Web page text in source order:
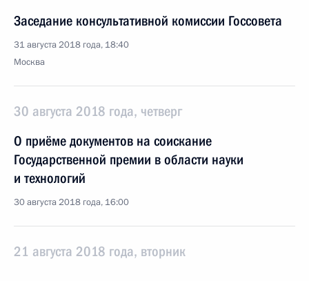
Заседание консультативной комиссии Госсовета
31 августа 2018 года, 18:40
Москва
30 августа 2018 года, четверг
О приёме документов на соискание
Государственной премии в области науки
и технологий
30 августа 2018 года, 16:00
21 августа 2018 года, вторник